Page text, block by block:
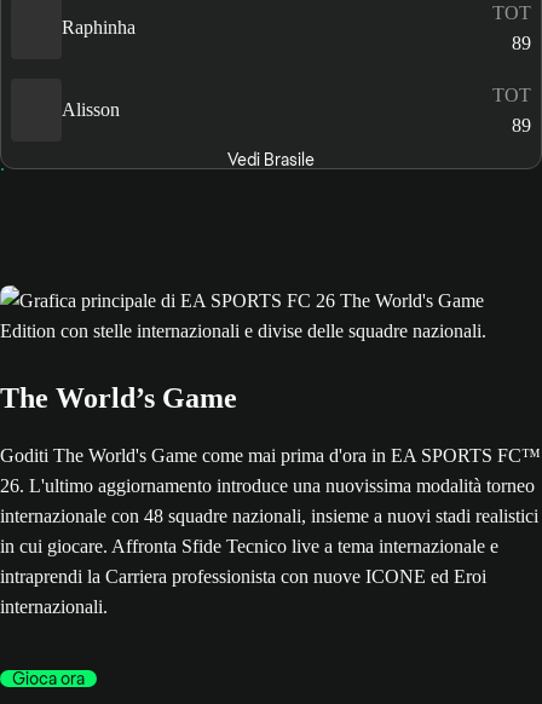
Raphinha
TOT
89
Alisson
TOT
89
Vedi Brasile
The World’s Game
Goditi The World's Game come mai prima d'ora in EA SPORTS FC™
26. L'ultimo aggiornamento introduce una nuovissima modalità torneo
internazionale con 48 squadre nazionali, insieme a nuovi stadi realistici
in cui giocare. Affronta Sfide Tecnico live a tema internazionale e
intraprendi la Carriera professionista con nuove ICONE ed Eroi
internazionali.
Gioca ora